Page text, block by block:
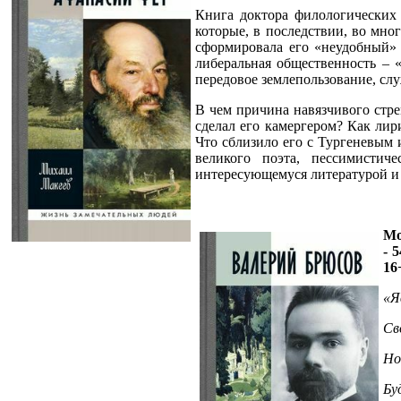
Книга доктора
которые, в последствии, во
сформировала его
либеральная общественность
передовое землепользование,
В чем причина навязчивого
сделал его камергером? Как
Что сблизило его с
великого поэта,
интересующемуся литературой
-
Но